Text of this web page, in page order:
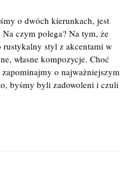
o dwóch kierunkach, jest
Na czym polega? Na tym, że
rustykalny styl z akcentami w
własne kompozycje. Choć
o najważniejszym
byśmy byli zadowoleni i czuli